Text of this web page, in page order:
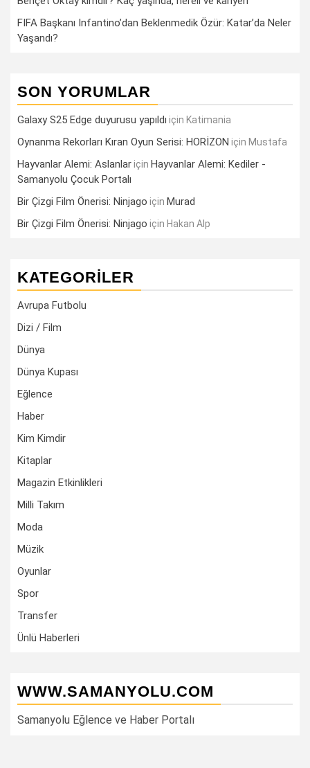
FIFA Başkanı Infantino’dan Beklenmedik Özür: Katar’da Neler
Yaşandı?
SON YORUMLAR
Galaxy S25 Edge duyurusu yapıldı için Katimania
Oynanma Rekorları Kıran Oyun Serisi: HORİZON için Mustafa
Hayvanlar Alemi: Aslanlariçin Hayvanlar Alemi: Kediler -
Samanyolu Çocuk Portalı
Bir Çizgi Film Önerisi: Ninjago için Murad
Bir Çizgi Film Önerisi: Ninjago için Hakan Alp
KATEGORILER
Avrupa Futbolu
Dizi / Film
Dünya
Dünya Kupası
Eğlence
Haber
Kim Kimdir
Kitaplar
Magazin Etkinlikleri
Milli Takım
Moda
Müzik
Oyunlar
Spor
Transfer
Ünlü Haberleri
WWW.SAMANYOLU.COM
Samanyolu Eğlence ve Haber Portalı